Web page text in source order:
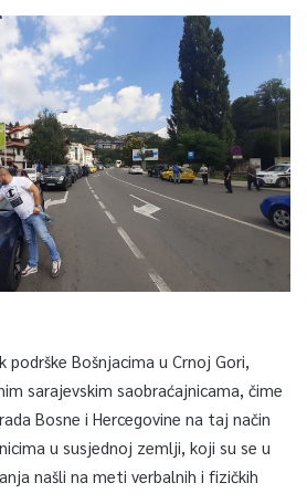
Bošnjacima u Crnoj Gori,
sarajevskim saobraćajnicama, čime
Bosne i Hercegovine na taj način
u susjednoj zemlji, koji su se u
našli na meti verbalnih i fizičkih